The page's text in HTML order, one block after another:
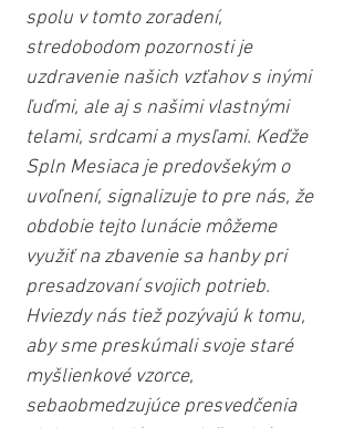
spolu v tomto zoradení,
stredobodom pozornosti je
uzdravenie našich vzťahov s inými
ľuďmi, ale aj s našimi vlastnými
telami, srdcami a mysľami. Keďže
Spln Mesiaca je predovšekým o
uvoľnení, signalizuje to pre nás, že
obdobie tejto lunácie môžeme
využiť na zbavenie sa hanby pri
presadzovaní svojich potrieb.
Hviezdy nás tiež pozývajú k tomu,
aby sme preskúmali svoje staré
myšlienkové vzorce,
sebaobmedzujúce presvedčenia